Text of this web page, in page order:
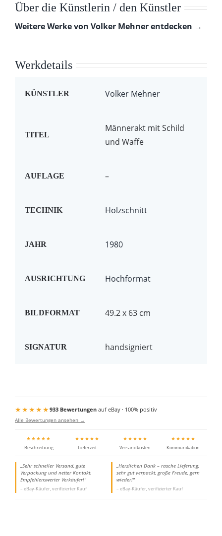
Über die Künstlerin / den Künstler
Weitere Werke von Volker Mehner entdecken →
Werkdetails
KÜNSTLER Volker Mehner
TITEL
Männerakt mit Schild
und Waffe
AUFLAGE –
TECHNIK Holzschnitt
JAHR 1980
AUSRICHTUNG Hochformat
BILDFORMAT 49.2 x 63 cm
SIGNATUR handsigniert
★★★★★933 Bewertungenauf eBay · 100% positiv
Alle Bewertungen ansehen →
★★★★★
Beschreibung
★★★★★
Lieferzeit
★★★★★
Versandkosten
★★★★★
Kommunikation
„Sehr schneller Versand, gute
Verpackung und netter Kontakt.
Empfehlenswerter Verkäufer!"
– eBay-Käufer, verifizierter Kauf
„Herzlichen Dank – rasche Lieferung,
sehr gut verpackt, große Freude, gern
wieder!"
– eBay-Käufer, verifizierter Kauf